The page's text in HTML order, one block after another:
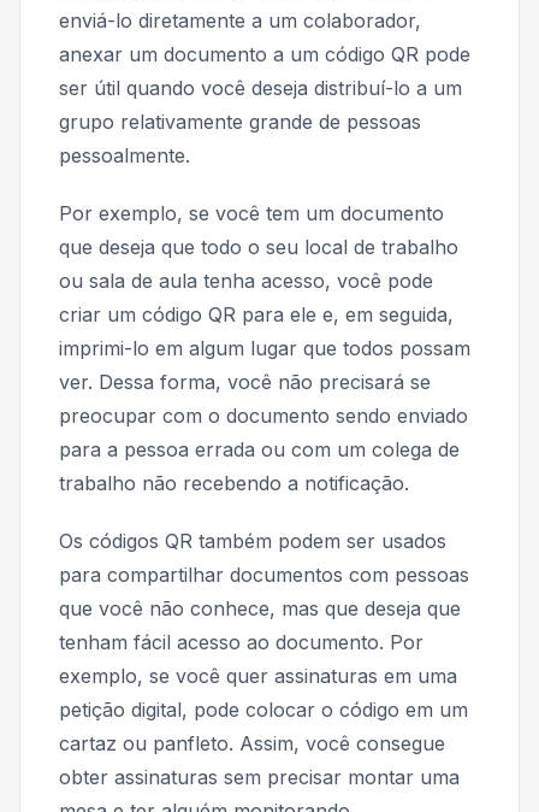
enviá-lo diretamente a um colaborador,
anexar um documento a um código QR pode
ser útil quando você deseja distribuí-lo a um
grupo relativamente grande de pessoas
pessoalmente.
Por exemplo, se você tem um documento
que deseja que todo o seu local de trabalho
ou sala de aula tenha acesso, você pode
criar um código QR para ele e, em seguida,
imprimi-lo em algum lugar que todos possam
ver. Dessa forma, você não precisará se
preocupar com o documento sendo enviado
para a pessoa errada ou com um colega de
trabalho não recebendo a notificação.
Os códigos QR também podem ser usados
para compartilhar documentos com pessoas
que você não conhece, mas que deseja que
tenham fácil acesso ao documento. Por
exemplo, se você quer assinaturas em uma
petição digital, pode colocar o código em um
cartaz ou panfleto. Assim, você consegue
obter assinaturas sem precisar montar uma